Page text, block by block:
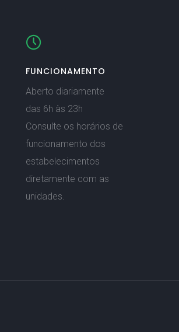
FUNCIONAMENTO
Aberto diariamente
das 6h às 23h
Consulte os horários de
funcionamento dos
estabelecimentos
diretamente com as
unidades.